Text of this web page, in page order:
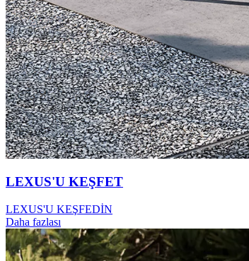
LEXUS'U KEŞFET
LEXUS'U KEŞFEDİN
Daha fazlası